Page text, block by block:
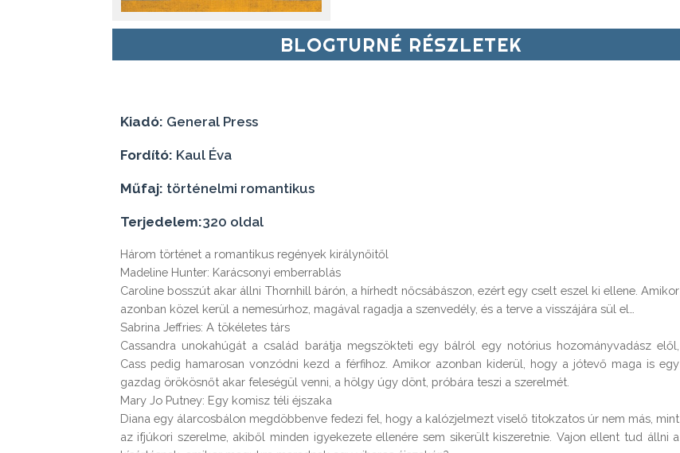
BLOGTURNÉ RÉSZLETEK
Kiadó: General Press
Fordító: Kaul Éva
Műfaj: történelmi romantikus
Terjedelem:320 oldal
Három történet a romantikus regények királynőitől
Madeline Hunter: Karácsonyi emberrablás
Caroline bosszút akar állni Thornhill bárón, a hírhedt nőcsábászon, ezért egy cselt eszel ki ellene. Amikor
azonban közel kerül a nemesúrhoz, magával ragadja a szenvedély, és a terve a visszájára sül el…
Sabrina Jeffries: A tökéletes társ
Cassandra unokahúgát a család barátja megszökteti egy bálról egy notórius hozományvadász elől,
Cass pedig hamarosan vonzódni kezd a férfihoz. Amikor azonban kiderül, hogy a jótevő maga is egy
gazdag örökösnőt akar feleségül venni, a hölgy úgy dönt, próbára teszi a szerelmét.
Mary Jo Putney: Egy komisz téli éjszaka
Diana egy álarcosbálon megdöbbenve fedezi fel, hogy a kalózjelmezt viselő titokzatos úr nem más, mint
az ifjúkori szerelme, akiből minden igyekezete ellenére sem sikerült kiszeretnie. Vajon ellent tud állni a